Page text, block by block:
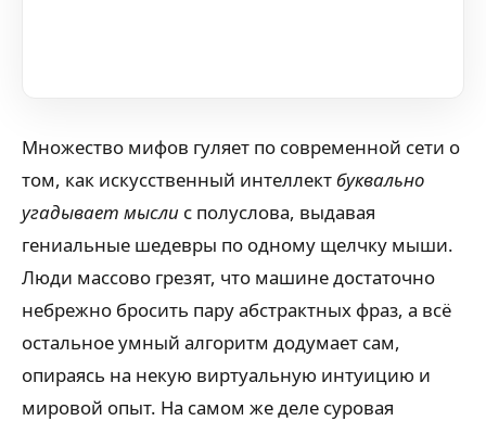
Множество мифов гуляет по современной сети о
том, как искусственный интеллектбуквально
угадывает мысли с полуслова, выдавая
гениальные шедевры по одному щелчку мыши.
Люди массово грезят, что машине достаточно
небрежно бросить пару абстрактных фраз, а всё
остальное умный алгоритм додумает сам,
опираясь на некую виртуальную интуицию и
мировой опыт. На самом же деле суровая